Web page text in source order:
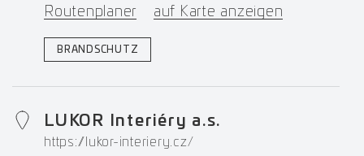
Routenplaner auf Karte anzeigen
BRANDSCHUTZ
LUKOR Interiéry a.s.
https://lukor-interiery.cz/